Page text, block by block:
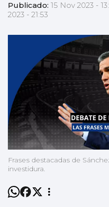
Publicado: 15 Nov 2023 -
2023 - 21:53
Frases destacadas de
investidura.